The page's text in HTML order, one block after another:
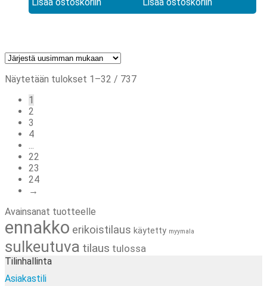
Näytetään tulokset 1–32 / 737Sorted
1
2
3
4
...
22
23
24
→
Avainsanat tuotteelle
ennakko erikoistilaus käytetty myymala
sulkeutuva tilaus tulossa
Tilinhallinta
Asiakastili